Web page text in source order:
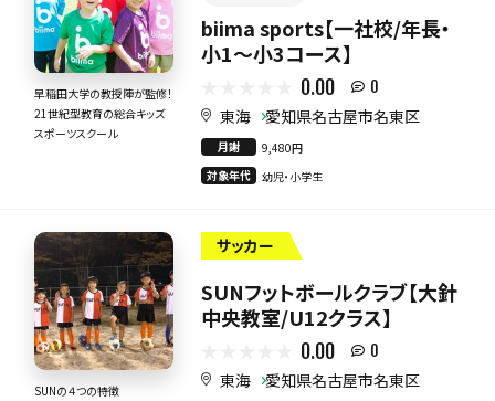
早稲田大学の教授陣が監修！
21世紀型教育の総合キッズ
スポーツスクール
biima sports【一社校/年長・
小1〜小3コース】
0.00 0
東海 愛知県名古屋市名東区
月謝
9,480円
対象年代
幼児・小学生
SUNの４つの特徴
サッカー
SUNフットボールクラブ【大針
中央教室/U12クラス】
0.00 0
東海 愛知県名古屋市名東区